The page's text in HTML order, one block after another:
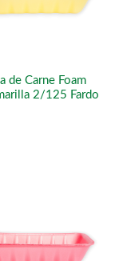
de Carne Foam
2/125 Fardo